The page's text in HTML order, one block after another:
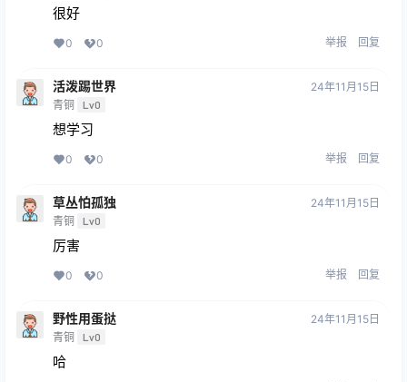
很好
0 0 举报 回复
活泼踢世界
青铜 Lv0
24年11月15日
想学习
0 0 举报 回复
草丛怕孤独
青铜 Lv0
24年11月15日
厉害
0 0 举报 回复
野性用蛋挞
青铜 Lv0
24年11月15日
哈